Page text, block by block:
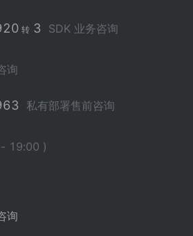
转3 SDK 业务咨询
询
私有部署售前咨询
19:00 )
询